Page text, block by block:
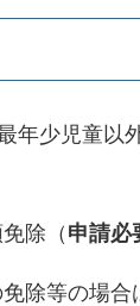
年少児童以
除（ 申請必
除等の場合